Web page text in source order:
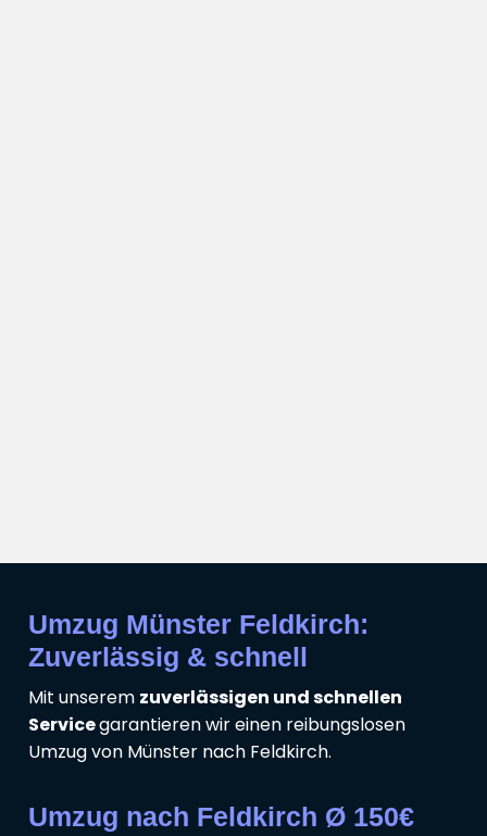
Umzug Münster Feldkirch:
Zuverlässig & schnell
Mit unserem zuverlässigen und schnellen
Servicegarantieren wir einen reibungslosen
Umzug von Münster nach Feldkirch.
Umzug nach Feldkirch Ø 150€